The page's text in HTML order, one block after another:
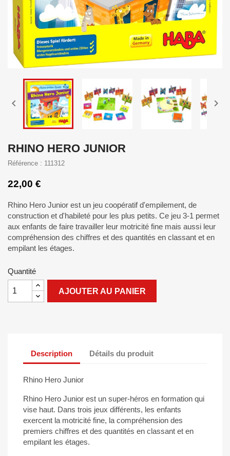
 
RHINO HERO JUNIOR
Référence : 111312
22,00 €
Rhino Hero Junior est un jeu coopératif d'empilement, de
construction et d'habileté pour les plus petits. Ce jeu 3-1 permet
aux enfants de faire travailler leur motricité fine mais aussi leur
compréhension des chiffres et des quantités en classant et en
empilant les étages.
Quantité
AJOUTER AU PANIER
Description Détails du produit
Rhino Hero Junior
Rhino Hero Junior est un super-héros en formation qui
vise haut. Dans trois jeux différents, les enfants
exercent la motricité fine, la compréhension des
premiers chiffres et des quantités en classant et en
empilant les étages.